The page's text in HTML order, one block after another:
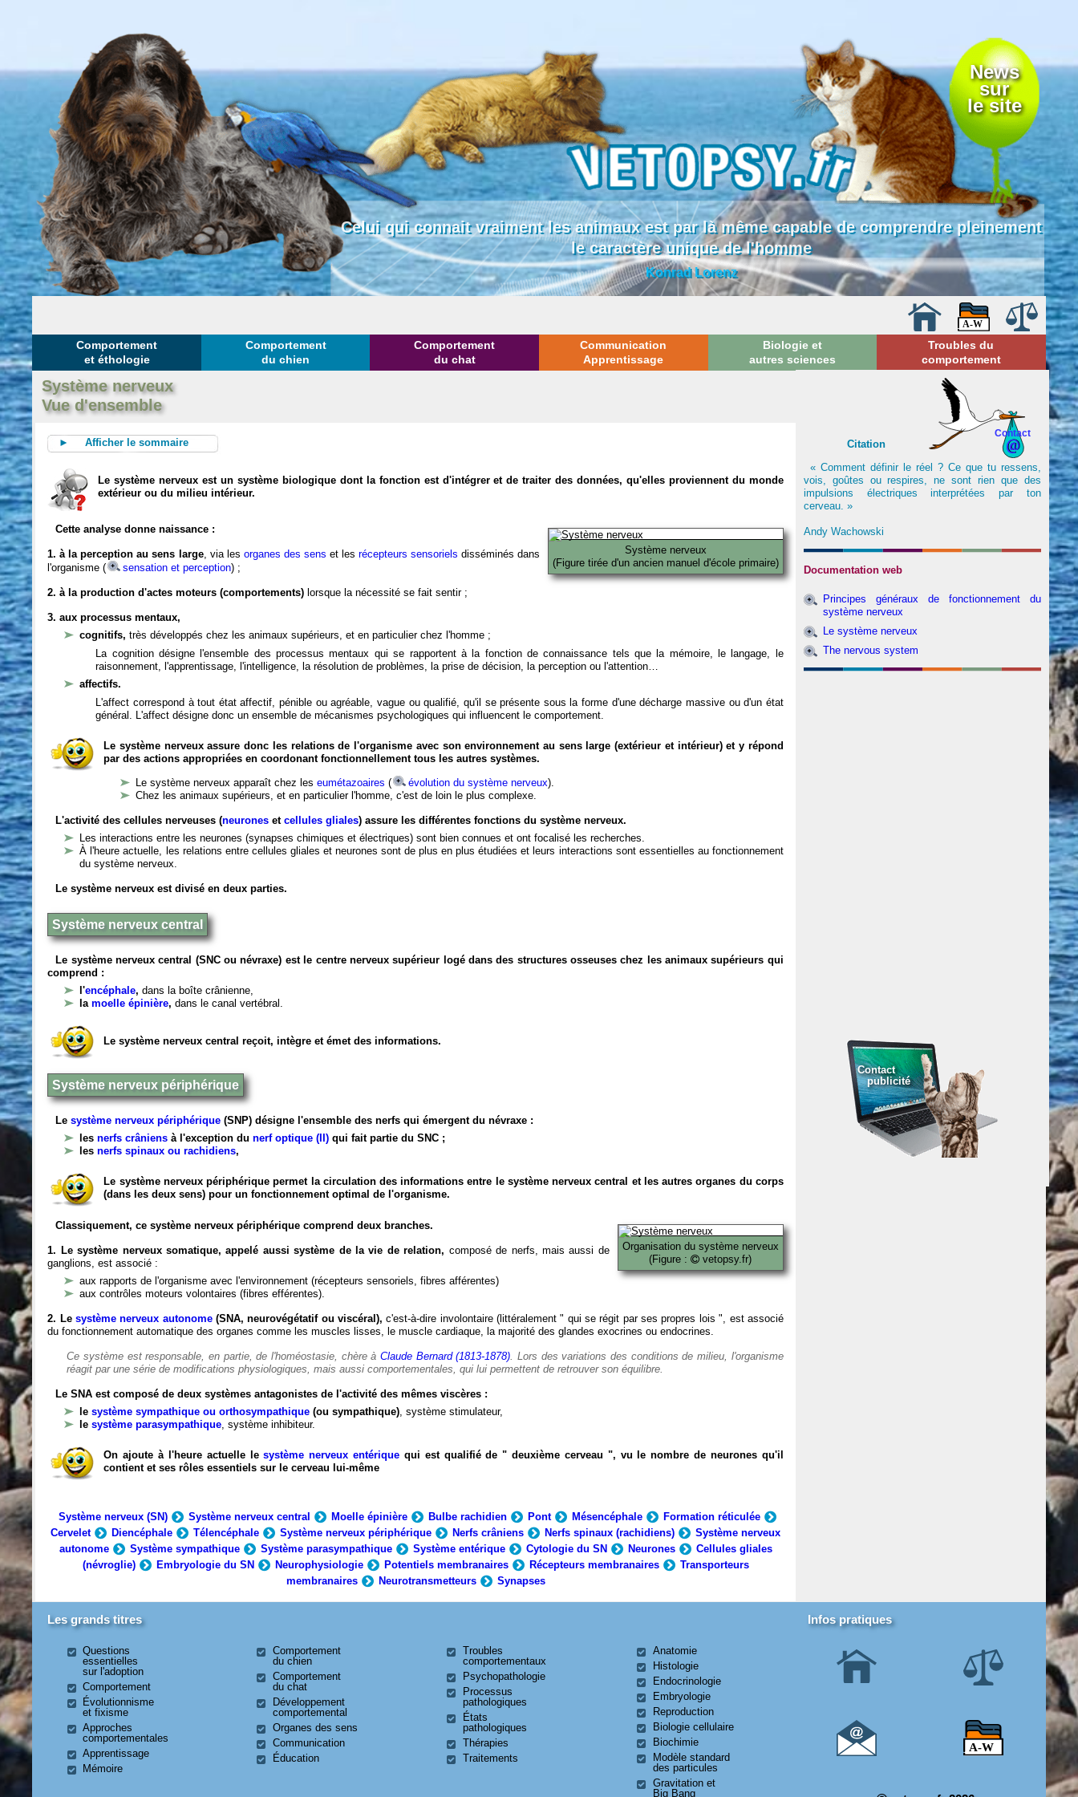
News
sur
le site
Celui qui connait vraiment les animaux est par là même capable de comprendre pleinement
le caractère unique de l'homme
Konrad Lorenz
Comportement
et éthologie
Comportement
du chien
Comportement
du chat
Communication
Apprentissage
Biologie et
autres sciences
Troubles du
comportement
Système nerveux
Vue d'ensemble
► Afficher le sommaire
Le système nerveux est un système biologique dont la fonction est d'intégrer et de traiter des données, qu'elles proviennent du monde
extérieur ou du milieu intérieur.
Système nerveux
(Figure tirée d'un ancien manuel d'école primaire)
Cette analyse donne naissance :
1. à la perception au sens large, via les organes des sens et les récepteurs sensoriels disséminés dans
l'organisme (
sensation et perception) ;
2. à la production d'actes moteurs (comportements) lorsque la nécessité se fait sentir ;
3. aux processus mentaux,
cognitifs,très développés chez les animaux supérieurs, et en particulier chez l'homme ;
La cognition désigne l'ensemble des processus mentaux qui se rapportent à la fonction de connaissance tels que la mémoire, le langage, le
raisonnement, l'apprentissage, l'intelligence, la résolution de problèmes, la prise de décision, la perception ou l'attention…
affectifs.
L'affect correspond à tout état affectif, pénible ou agréable, vague ou qualifié, qu'il se présente sous la forme d'une décharge massive ou d'un état
général. L'affect désigne donc un ensemble de mécanismes psychologiques qui influencent le comportement.
Le système nerveux assure donc les relations de l'organisme avec son environnement au sens large (extérieur et intérieur) et y répond
par des actions appropriées en coordonant fonctionnellement tous les autres systèmes.
Le système nerveux apparaît chez leseumétazoaires ( évolution du système nerveux).
Chez les animaux supérieurs, et en particulier l'homme, c'est de loin le plus complexe.
L'activité des cellules nerveuses (neurones etcellules gliales) assure les différentes fonctions du système nerveux.
Les interactions entre les neurones (synapses chimiques et électriques) sont bien connues et ont focalisé les recherches.
À l'heure actuelle, les relations entre cellules gliales et neurones sont de plus en plus étudiées et leurs interactions sont essentielles au fonctionnement
du système nerveux.
Le système nerveux est divisé en deux parties.
Système nerveux central
Le système nerveux central (SNC ou névraxe) est le centre nerveux supérieur logé dans des structures osseuses chez les animaux supérieurs qui
comprend :
l'encéphale,dans la boîte crânienne,
lamoelle épinière,dans le canal vertébral.
Le système nerveux central reçoit, intègre et émet des informations.
Système nerveux périphérique
Lesystème nerveux périphérique (SNP) désigne l'ensemble des nerfs qui émergent du névraxe :
lesnerfs crâniens à l'exception du nerf optique (II) qui fait partie du SNC ;
lesnerfs spinaux ou rachidiens,
Le système nerveux périphérique permet la circulation des informations entre le système nerveux central et les autres organes du corps
(dans les deux sens) pour un fonctionnement optimal de l'organisme.
Organisation du système nerveux
(Figure :
vetopsy.fr)
Classiquement, ce système nerveux périphérique comprend deux branches.
1. Le système nerveux somatique, appelé aussi système de la vie de relation, composé de nerfs, mais aussi de
ganglions, est associé :
aux rapports de l'organisme avec l'environnement (récepteurs sensoriels, fibres afférentes)
aux contrôles moteurs volontaires (fibres efférentes).
2. Le système nerveux autonome(SNA, neurovégétatif ou viscéral), c'est-à-dire involontaire (littéralement " qui se régit par ses propres lois ", est associé
du fonctionnement automatique des organes comme les muscles lisses, le muscle cardiaque, la majorité des glandes exocrines ou endocrines.
Ce système est responsable, en partie, de l'homéostasie, chère àClaude Bernard (1813-1878). Lors des variations des conditions de milieu, l'organisme
réagit par une série de modifications physiologiques, mais aussi comportementales, qui lui permettent de retrouver son équilibre.
Le SNA est composé de deux systèmes antagonistes de l'activité des mêmes viscères :
lesystème sympathique ou orthosympathique (ou sympathique), système stimulateur,
lesystème parasympathique, système inhibiteur.
On ajoute à l'heure actuelle lesystème nerveux entérique qui est qualifié de " deuxième cerveau ", vu le nombre de neurones qu'il
contient et ses rôles essentiels sur le cerveau lui-même
Système nerveux (SN) Système nerveux central Moelle épinière Bulbe rachidien Pont Mésencéphale
Formation réticulée
Cervelet
Diencéphale Télencéphale Système nerveux périphérique Nerfs crâniens Nerfs spinaux (rachidiens)
Système nerveux
autonome
Système sympathique Système parasympathique Système entérique Cytologie du SN Neurones
Cellules gliales
(névroglie)
Embryologie du SN Neurophysiologie Potentiels membranaires Récepteurs membranaires
Transporteurs
membranaires
Neurotransmetteurs Synapses
Contact
Citation
« Comment définir le réel ? Ce que tu ressens,
vois, goûtes ou respires, ne sont rien que des
impulsions électriques interprétées par ton
cerveau. »
Andy Wachowski
Documentation web
Principes généraux de fonctionnement du
système nerveux
Le système nerveux
The nervous system
Contact
publicité
Les grands titres
Questions
essentielles
sur l'adoption
Comportement
Évolutionnisme
et fixisme
Approches
comportementales
Apprentissage
Mémoire
Comportement
du chien
Comportement
du chat
Développement
comportemental
Organes des sens
Communication
Éducation
Troubles
comportementaux
Psychopathologie
Processus
pathologiques
États
pathologiques
Thérapies
Traitements
Anatomie
Histologie
Endocrinologie
Embryologie
Reproduction
Biologie cellulaire
Biochimie
Modèle standard
des particules
Gravitation et
Big Bang
Infos pratiques